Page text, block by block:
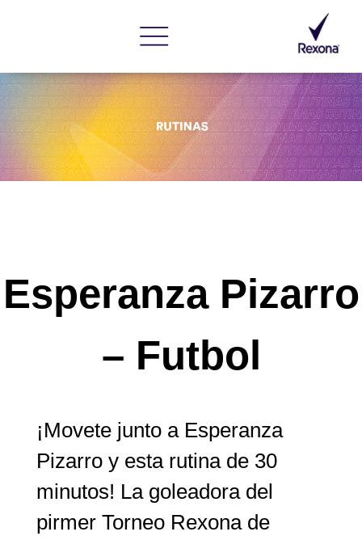
Esperanza Pizarro
– Futbol
¡Movete junto a Esperanza
Pizarro y esta rutina de 30
minutos! La goleadora del
pirmer Torneo Rexona de